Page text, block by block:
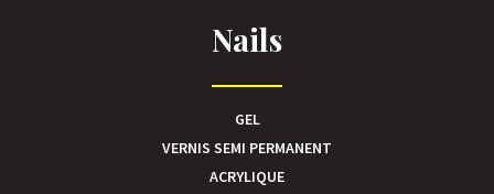
Nails
GEL
VERNIS SEMI PERMANENT
ACRYLIQUE